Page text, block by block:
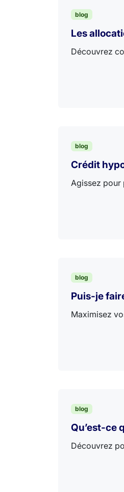
blog
Les
Découvrez
blog
Crédit
Agissez pour
blog
Puis-je
Maximisez
blog
Qu’est-ce
Découvrez